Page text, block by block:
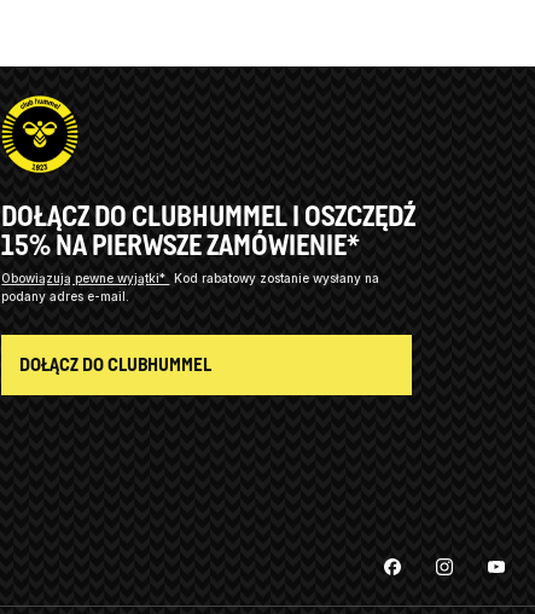
DOŁĄCZ DO CLUBHUMMEL I OSZCZĘDŹ
15% NA PIERWSZE ZAMÓWIENIE*
Obowiązują pewne wyjątki* Kod rabatowy zostanie wysłany na
podany adres e-mail.
DOŁĄCZ DO CLUBHUMMEL